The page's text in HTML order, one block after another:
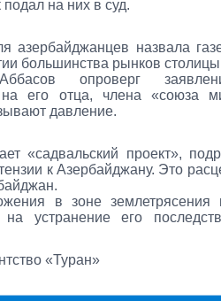
на них в суд.
азербайджанцев назвала
большинства рынков
опроверг
его отца, члена «союза
давление.
«садвальский проект»,
к Азербайджану. Это
в зоне
устранение его
«Туран»